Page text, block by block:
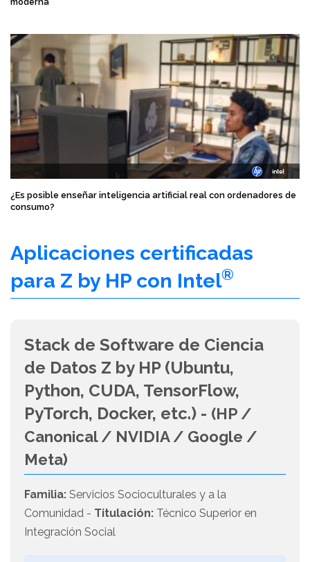
¿Es posible enseñar inteligencia artificial real con ordenadores de
consumo?
Aplicaciones certificadas
para Z by HP con Intel®
Stack de Software de Ciencia
de Datos Z by HP (Ubuntu,
Python, CUDA, TensorFlow,
PyTorch, Docker, etc.) - (HP /
Canonical / NVIDIA / Google /
Meta)
Familia: Servicios Socioculturales y a la
Comunidad - Titulación: Técnico Superior en
Integración Social